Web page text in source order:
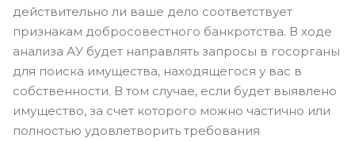
действительно ли ваше дело соответствует
признакам добросовестного банкротства. В ходе
анализа АУ будет направлять запросы в госорганы
для поиска имущества, находящегося у вас в
собственности. В том случае, если будет выявлено
имущество, за счет которого можно частично или
полностью удовлетворить требования